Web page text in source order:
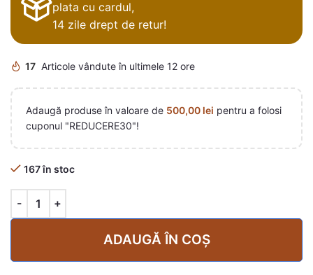
plata cu cardul,
14 zile drept de retur!
17 Articole vândute în ultimele 12 ore
Adaugă produse în valoare de 500,00 lei pentru a folosi
cuponul "REDUCERE30"!
167 în stoc
ADAUGĂ ÎN COȘ